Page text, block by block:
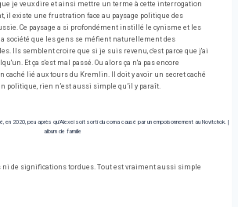
je veux dire et ainsi mettre un terme à cette interrogation
il existe une frustration face au paysage politique des
Ce paysage a si profondément instillé le cynisme et les
société que les gens se méfient naturellement des
Ils semblent croire que si je suis revenu, c'est parce que j'ai
Et ça s'est mal passé. Ou alors ça n'a pas encore
caché lié aux tours du Kremlin. Il doit y avoir un secret caché
politique, rien n’est aussi simple qu’il y paraît.
en 2020, peu après qu'Alexei soit sorti du coma causé par un empoisonnement au Novitchok.|
album de famille
ni de significations tordues. Tout est vraiment aussi simple